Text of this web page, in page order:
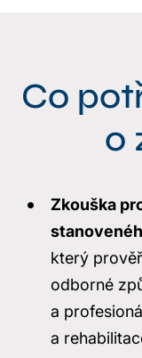
Co
o
Zkouška
který
odborné
a
a